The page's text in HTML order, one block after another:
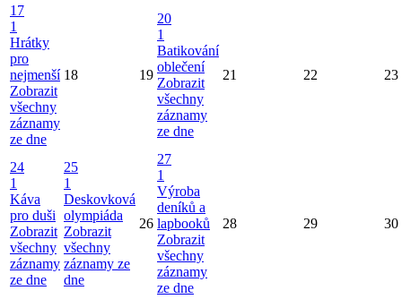
17
1
Hrátky
pro
nejmenší
Zobrazit
všechny
záznamy
ze dne
18 19
20
1
Batikování
oblečení
Zobrazit
všechny
záznamy
ze dne
21 22 23
24
1
Káva
pro duši
Zobrazit
všechny
záznamy
ze dne
25
1
Deskovková
olympiáda
Zobrazit
všechny
záznamy ze
dne
26
27
1
Výroba
deníků a
lapbooků
Zobrazit
všechny
záznamy
ze dne
28 29 30